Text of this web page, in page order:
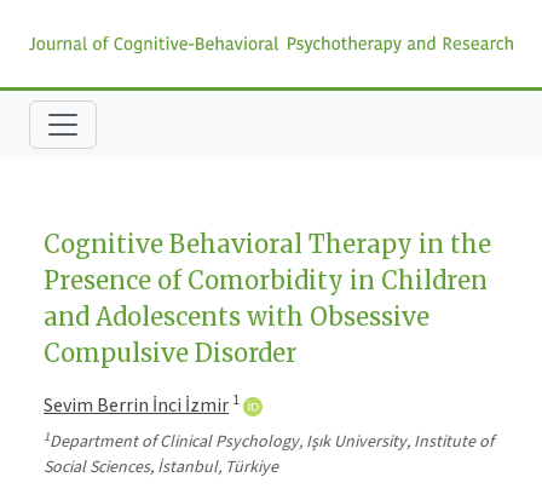
Cognitive Behavioral Therapy in the
Presence of Comorbidity in Children
and Adolescents with Obsessive
Compulsive Disorder
Sevim Berrin İnci İzmir 1
1Department of Clinical Psychology, Işık University, Institute of
Social Sciences, İstanbul, Türkiye